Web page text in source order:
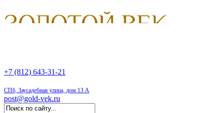
+7 (812) 643-31-21
СПб, Заусадебная улица, дом 13 А
post@gold-vek.ru